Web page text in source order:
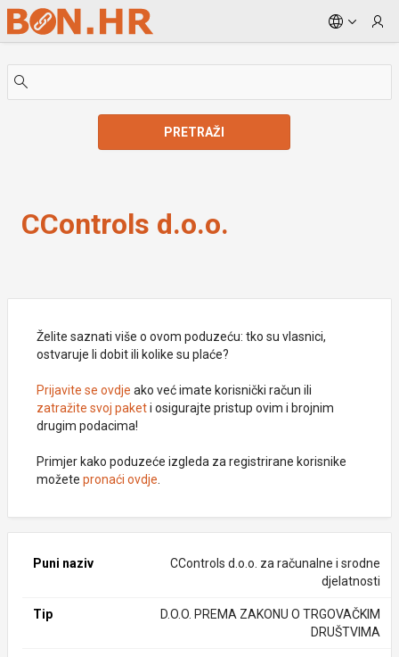
Skip to Main Content
PRETRAŽI
CControls d.o.o.
Želite saznati više o ovom poduzeću: tko su vlasnici,
ostvaruje li dobit ili kolike su plaće?
Prijavite se ovdje ako već imate korisnički račun ili
zatražite svoj paketi osigurajte pristup ovim i brojnim
drugim podacima!
Primjer kako poduzeće izgleda za registrirane korisnike
možete pronaći ovdje
Puni naziv
CControls d.o.o. za računalne i srodne
djelatnosti
Tip
D.O.O. PREMA ZAKONU O TRGOVAČKIM
DRUŠTVIMA